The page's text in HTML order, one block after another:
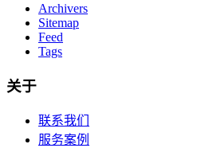
Archivers
Sitemap
Feed
Tags
关于
联系我们
服务案例